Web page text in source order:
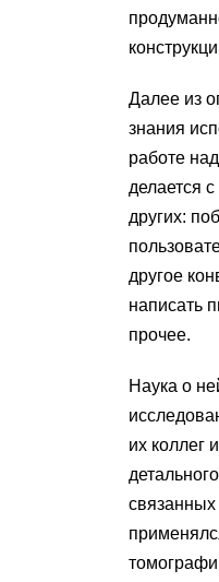
Далее из
знания
работе
делается
других:
другое
написать
прочее.
Наука о
их коллег
связанных